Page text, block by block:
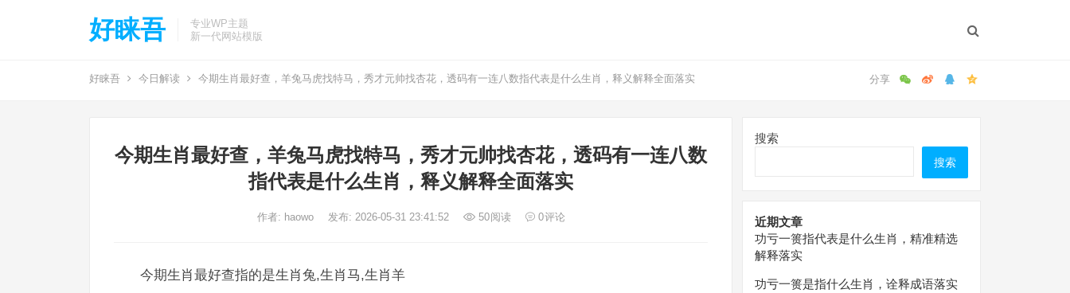
好睐吾
专业WP主题
新一代网站模版
好睐吾 今日解读 今期生肖最好查，羊兔马虎找特马，秀才元帅找杏花，透码有一连八数指代表是什么生肖，释义解释全面落实
今期生肖最好查，羊兔马虎找特马，秀才元帅找杏花，透码有一连八数
指代表是什么生肖，释义解释全面落实
作者: haowo 发布: 2026-05-31 23:41:52 50阅读 0评论
今期生肖最好查指的是生肖兔,生肖马,生肖羊
搜索
搜索
近期文章
功亏一篑指代表是什么生肖，精准精选
解释落实
功亏一篑是指什么生肖，诠释成语落实